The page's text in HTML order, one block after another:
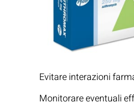
Evitare interazioni
Monitorare eventuali